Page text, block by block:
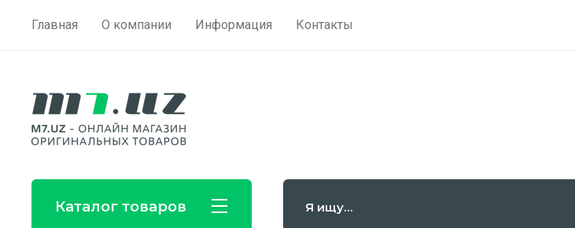
Главная О компании Информация Контакты
Каталог товаров